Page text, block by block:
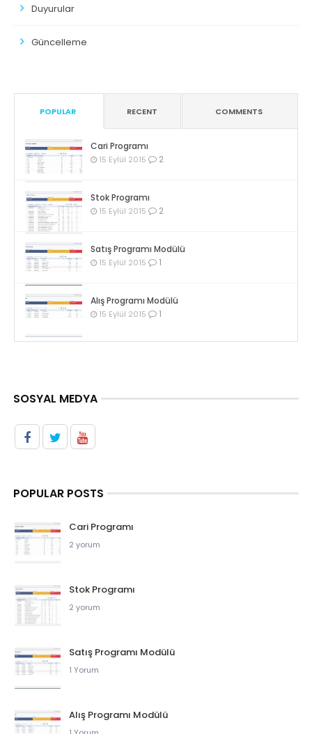
Duyurular
Güncelleme
POPULAR RECENT COMMENTS
Cari Programı
15 Eylül 2015 2
Stok Programı
15 Eylül 2015 2
Satış Programı Modülü
15 Eylül 2015 1
Alış Programı Modülü
15 Eylül 2015 1
SOSYAL MEDYA
POPULAR POSTS
Cari Programı
2 yorum
Stok Programı
2 yorum
Satış Programı Modülü
1 Yorum
Alış Programı Modülü